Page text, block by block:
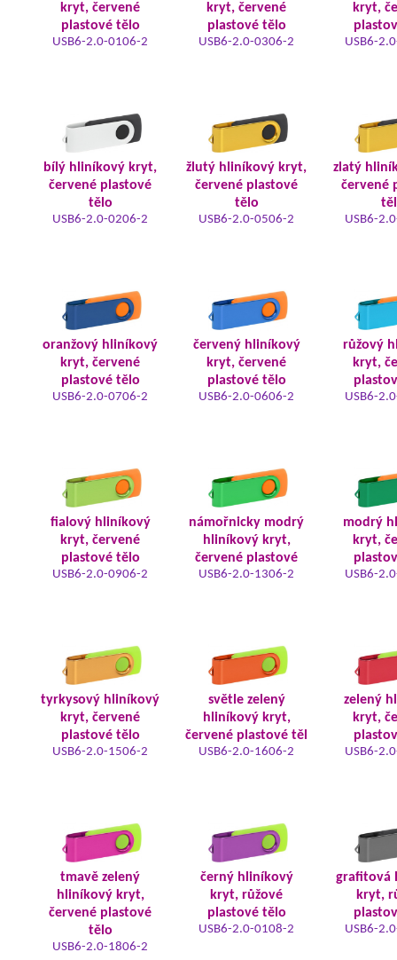
kryt, červené
plastové tělo
USB6-2.0-0106-2
kryt, červené
plastové tělo
USB6-2.0-0306-2
kryt,
USB6-
bílý hliníkový kryt,
červené plastové
tělo
USB6-2.0-0206-2
žlutý hliníkový kryt,
červené plastové
tělo
USB6-2.0-0506-2
zlatý
červené
USB6-
oranžový hliníkový
kryt, červené
plastové tělo
USB6-2.0-0706-2
červený hliníkový
kryt, červené
plastové tělo
USB6-2.0-0606-2
růžový
kryt,
USB6-
fialový hliníkový
kryt, červené
plastové tělo
USB6-2.0-0906-2
námořnicky modrý
hliníkový kryt,
červené plastové
USB6-2.0-1306-2
modrý
kryt,
USB6-
tyrkysový hliníkový
kryt, červené
plastové tělo
USB6-2.0-1506-2
světle zelený
hliníkový kryt,
červené plastové těl
USB6-2.0-1606-2
zelený
kryt,
USB6-
tmavě zelený
hliníkový kryt,
červené plastové
tělo
USB6-2.0-1806-2
černý hliníkový
kryt, růžové
plastové tělo
USB6-2.0-0108-2
grafitová
kryt,
USB6-